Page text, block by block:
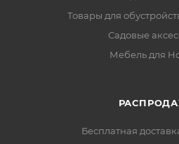
Товары для
Садовые
Мебель для
Бесплатная